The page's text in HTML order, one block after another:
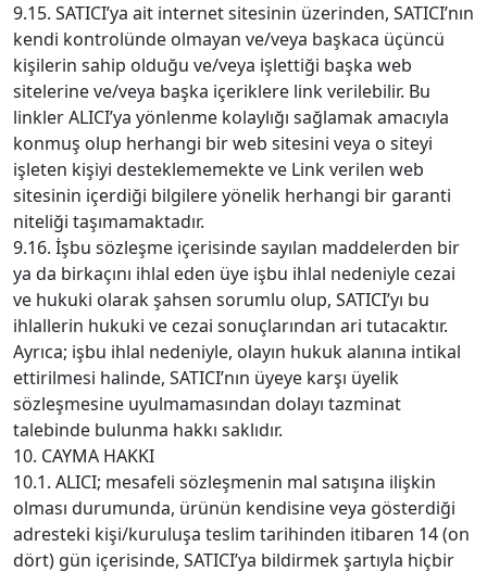
9.15. SATICI’ya ait internet sitesinin üzerinden, SATICI’nın
kendi kontrolünde olmayan ve/veya başkaca üçüncü
kişilerin sahip olduğu ve/veya işlettiği başka web
sitelerine ve/veya başka içeriklere link verilebilir. Bu
linkler ALICI’ya yönlenme kolaylığı sağlamak amacıyla
konmuş olup herhangi bir web sitesini veya o siteyi
işleten kişiyi desteklememekte ve Link verilen web
sitesinin içerdiği bilgilere yönelik herhangi bir garanti
niteliği taşımamaktadır.
9.16. İşbu sözleşme içerisinde sayılan maddelerden bir
ya da birkaçını ihlal eden üye işbu ihlal nedeniyle cezai
ve hukuki olarak şahsen sorumlu olup, SATICI’yı bu
ihlallerin hukuki ve cezai sonuçlarından ari tutacaktır.
Ayrıca; işbu ihlal nedeniyle, olayın hukuk alanına intikal
ettirilmesi halinde, SATICI’nın üyeye karşı üyelik
sözleşmesine uyulmamasından dolayı tazminat
talebinde bulunma hakkı saklıdır.
10. CAYMA HAKKI
10.1. ALICI; mesafeli sözleşmenin mal satışına ilişkin
olması durumunda, ürünün kendisine veya gösterdiği
adresteki kişi/kuruluşa teslim tarihinden itibaren 14 (on
dört) gün içerisinde, SATICI’ya bildirmek şartıyla hiçbir